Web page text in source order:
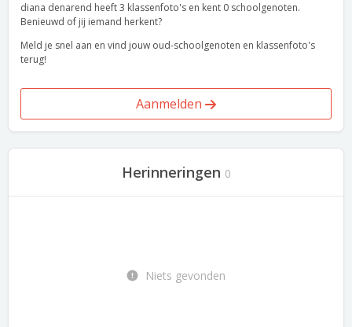
diana denarend heeft 3 klassenfoto's en kent 0 schoolgenoten.
Benieuwd of jij iemand herkent?
Meld je snel aan en vind jouw oud-schoolgenoten en klassenfoto's
terug!
Aanmelden
Herinneringen 0
Niets gevonden